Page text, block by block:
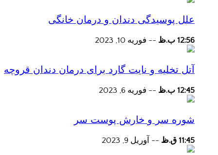
علل پوسیدگی دندان و درمان خانگی
12:56 ب.ظ -- فوریه 10, 2023
آتل تخلیه و نایت گارد برای درمان دندان قروچه
12:45 ب.ظ -- فوریه 6, 2023
شوره سر و خارش پوست سر
11:45 ق.ظ -- آوریل 9, 2023